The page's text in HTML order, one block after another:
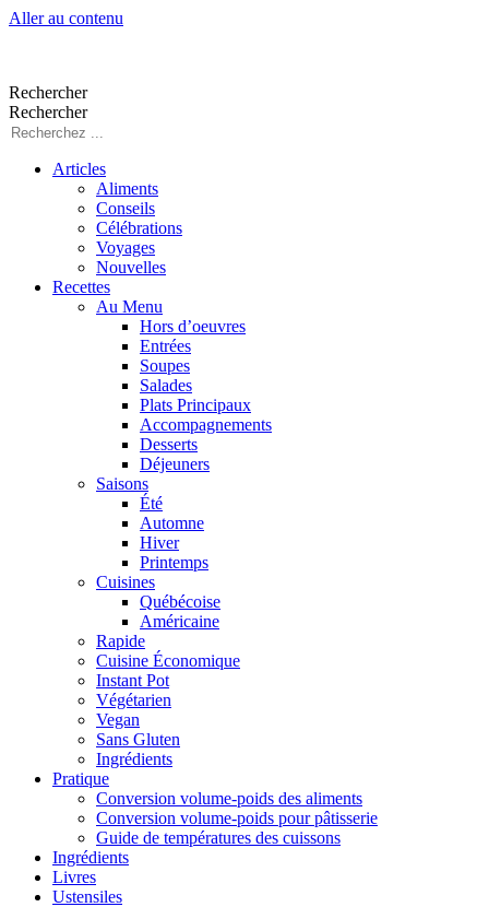
Aller au contenu
Rechercher
Rechercher
Articles
Aliments
Conseils
Célébrations
Voyages
Nouvelles
Recettes
Au Menu
Hors d’oeuvres
Entrées
Soupes
Salades
Plats Principaux
Accompagnements
Desserts
Déjeuners
Saisons
Été
Automne
Hiver
Printemps
Cuisines
Québécoise
Américaine
Rapide
Cuisine Économique
Instant Pot
Végétarien
Vegan
Sans Gluten
Ingrédients
Pratique
Conversion volume-poids des aliments
Conversion volume-poids pour pâtisserie
Guide de températures des cuissons
Ingrédients
Livres
Ustensiles